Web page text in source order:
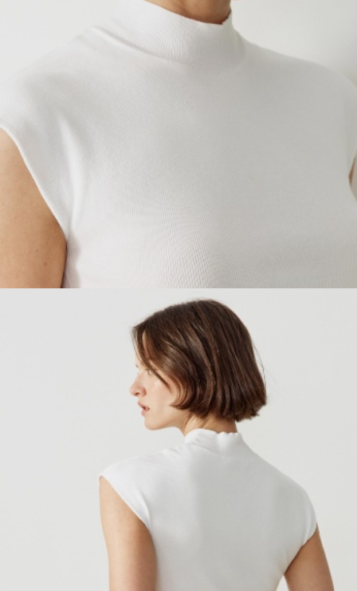
СКОРО В ПРОДАЖЕ
РАСПРОДАЖА ДО -60%
КОНСТРУКТОР ГАРДЕРОБА
НОВИНКИ
ОДЕЖДА
АКСЕССУАРЫ
SELA × МАЛЕНЬКИЙ ПРИНЦ
ПРИМЕРИТЬ ОНЛАЙН
SELA × ЧЕБУРАШКА
SELA × СОЮЗМУЛЬТФИЛЬМ
СКОРО В ПРОДАЖЕ
РАСПРОДАЖА ДО -60%
ПОДАРОЧНЫЕ СЕРТИФИКАТЫ
СКАНДИНАВСКОЕ ДЕТСТВО
ШКОЛА СКОРО